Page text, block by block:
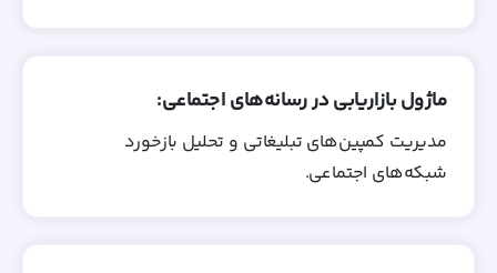
ماژول بازاریابی در رسانه‌های اجتماعی:
مدیریت کمپین‌های تبلیغاتی و تحلیل بازخورد
شبکه‌های اجتماعی.